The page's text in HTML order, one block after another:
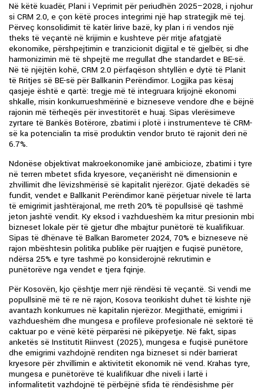
Në këtë kuadër, Plani i Veprimit për periudhën 2025–2028, i njohur
si CRM 2.0, e çon këtë proces integrimi një hap strategjik më tej.
Përveç konsolidimit të katër lirive bazë, ky plan i ri vendos një
theks të veçantë në krijimin e kushteve për rritje afatgjatë
ekonomike, përshpejtimin e tranzicionit digjital e të gjelbër, si dhe
harmonizimin më të shpejtë me rregullat dhe standardet e BE-së.
Në të njëjtën kohë, CRM 2.0 përfaqëson shtyllën e dytë të Planit
të Rritjes së BE-së për Ballkanin Perëndimor. Logjika pas kësaj
qasjeje është e qartë: tregje më të integruara krijojnë ekonomi
shkalle, rrisin konkurrueshmërinë e bizneseve vendore dhe e bëjnë
rajonin më tërheqës për investitorët e huaj. Sipas vlerësimeve
zyrtare të Bankës Botërore, zbatimi i plotë i instrumenteve të CRM-
së ka potencialin ta rrisë produktin vendor bruto të rajonit deri në
6.7%.
Ndonëse objektivat makroekonomike janë ambicioze, zbatimi i tyre
në terren mbetet sfida kryesore, veçanërisht në dimensionin e
zhvillimit dhe lëvizshmërisë së kapitalit njerëzor. Gjatë dekadës së
fundit, vendet e Ballkanit Perëndimor kanë përjetuar nivele të larta
të emigrimit jashtërajonal, me rreth 20% të popullsisë që tashmë
jeton jashtë vendit. Ky eksod i vazhdueshëm ka rritur presionin mbi
bizneset lokale për të gjetur dhe mbajtur punëtorë të kualifikuar.
Sipas të dhënave të Balkan Barometer 2024, 70% e bizneseve në
rajon mbështesin politika publike për ruajtjen e fuqisë punëtore,
ndërsa 25% e tyre tashmë po konsiderojnë rekrutimin e
punëtorëve nga vendet e tjera fqinje.
Për Kosovën, kjo çështje merr një rëndësi të veçantë. Si vendi me
popullsinë më të re në rajon, Kosova teorikisht duhet të kishte një
avantazh konkurrues në kapitalin njerëzor. Megjithatë, emigrimi i
vazhdueshëm dhe mungesa e profileve profesionale në sektorë të
caktuar po e vënë këtë përparësi në pikëpyetje. Në fakt, sipas
anketës së Institutit Riinvest (2025), mungesa e fuqisë punëtore
dhe emigrimi vazhdojnë renditen nga bizneset si ndër barrierat
kryesore për zhvillimin e aktivitetit ekonomik në vend. Krahas tyre,
mungesa e punëtorëve të kualifikuar dhe niveli i lartë i
informalitetit vazhdojnë të përbëjnë sfida të rëndësishme për